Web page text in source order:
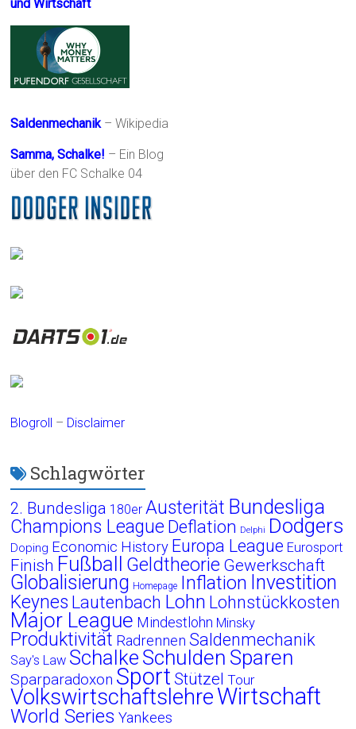
und Wirtschaft
Saldenmechanik– Wikipedia
Samma, Schalke! – Ein Blog
über den FC Schalke 04
Blogroll – Disclaimer
Schlagwörter
2. Bundesliga 180er Austerität Bundesliga
Champions League Deflation Delphi Dodgers
Doping Economic History Europa League Eurosport
Finish Fußball Geldtheorie Gewerkschaft
Globalisierung Homepage Inflation Investition
Keynes Lautenbach Lohn Lohnstückkosten
Major League Mindestlohn Minsky
Produktivität Radrennen Saldenmechanik
Say's Law Schalke Schulden Sparen
Sparparadoxon Sport Stützel Tour
VolkswirtschaftslehreWirtschaft
World Series Yankees